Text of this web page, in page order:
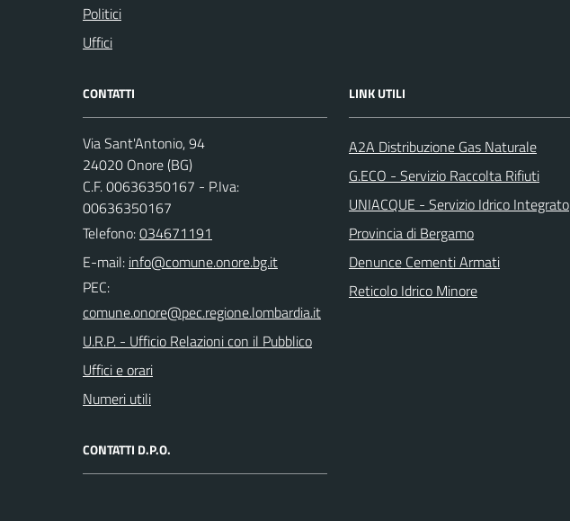
Politici
Uffici
CONTATTI
Via Sant'Antonio, 94
24020 Onore (BG)
C.F. 00636350167 - P.Iva:
00636350167
Telefono:034671191
E-mail:
PEC:
U.R.P. - Ufficio Relazioni con il Pubblico
Uffici e orari
Numeri utili
CONTATTI D.P.O.
LINK UTILI
A2A Distribuzione Gas Naturale
G.ECO - Servizio Raccolta Rifiuti
UNIACQUE - Servizio Idrico Integrato
Provincia di Bergamo
Denunce Cementi Armati
Reticolo Idrico Minore